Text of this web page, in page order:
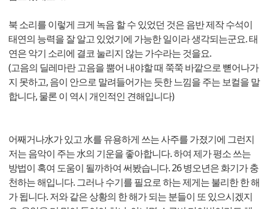
북 소리를 이렇게 크게 녹음 할 수 있었던 것은 음반 제작 수석이
태연의 능력을 잘 알고 있었기에 가능한 일이라 생각되는군요. 태
연은 악기 소리에 결코 눌리지 않는 가수라는 것을요.
(고음의 딜레마란 고음을 뿜어 내야할 때 쭉쭉 바깥으로 뼏어나가
지 못하고, 음이 안으로 말려들어가는 듯한 느낌을 주는 보컬을 말
합니다, 물론 이 역시 개인적인 견해입니다)
어째거나水가 있고 水를 유용하게 쓰는 사주를 가졌기에 그런지
저는 음악이 주는 水의 기운을 좋아합니다. 하여 제가 평소 쓰는
방법이 혹여 도움이 될까하여 써봤습니다. 26 병오년은 화기가 충
천하는 해입니다. 그러나 수기를 필요로 하는 제게는 불리한 한 해
가 됩니다. 저와 같은 상황의 한 해가 되는 분들이 또 있으시겠지